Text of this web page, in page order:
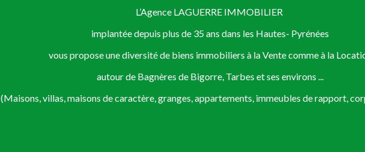
L’Agence LAGUERRE IMMOBILIER
implantée depuis plus de 35 ans dans les Hautes- Pyrénées
vous propose une diversité de biens immobiliers à la Vente comme à la
autour de Bagnères de Bigorre, Tarbes et ses environs ...
(Maisons, villas, maisons de caractère, granges, appartements, immeubles de rapport,